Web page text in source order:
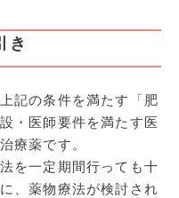
き
記の条件を満たす「肥
・医師要件を満たす医
療薬です。
を一定期間行っても十
、薬物療法が検討され